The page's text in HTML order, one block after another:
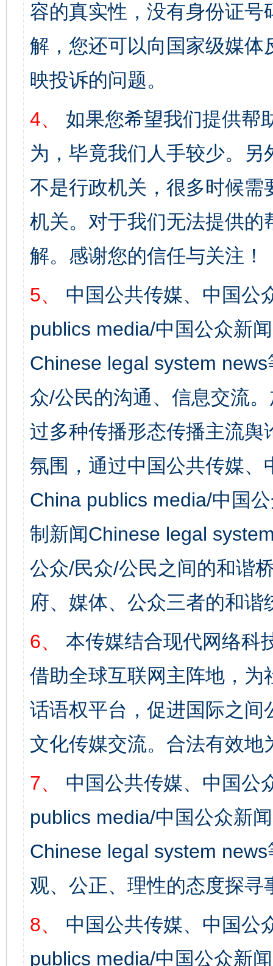
容的真实性，没有身份证
解，您还可以向国家级媒
映投诉的问题。
4、
如果您希望我们提供帮
为，毕竟我们人手较少。
不是行政机关，很多时候
机关。对于我们无法提供
解。感谢您的信任与关注！
5、
中国公共传媒、中国公
publics media/中国公众新
Chinese legal system
众/公民的沟通、信息交流
过多种传播形态传播主流
氛围，通过中国公共传媒
China publics media/中国
制新闻Chinese legal
公众/民众/公民之间的和谐
府、媒体、公众三者的和谐
6、
本传媒结合现代网络科
借助全球互联网主阵地，
话语权平台，促进国际之
文化传媒交流。合法有效地
7、
中国公共传媒、中国公
publics media/中国公众新
Chinese legal system
观、公正、理性的态度探寻
8、
中国公共传媒、中国公
publics media/中国公众新